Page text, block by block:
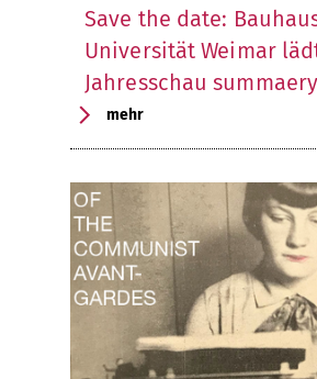
Save the date:
Universität Weimar
Jahresschau
mehr